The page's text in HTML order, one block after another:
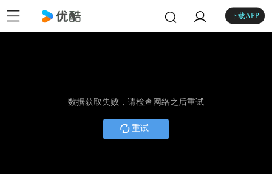
下载APP
数据获取失败，请检查网络之后重试
重试